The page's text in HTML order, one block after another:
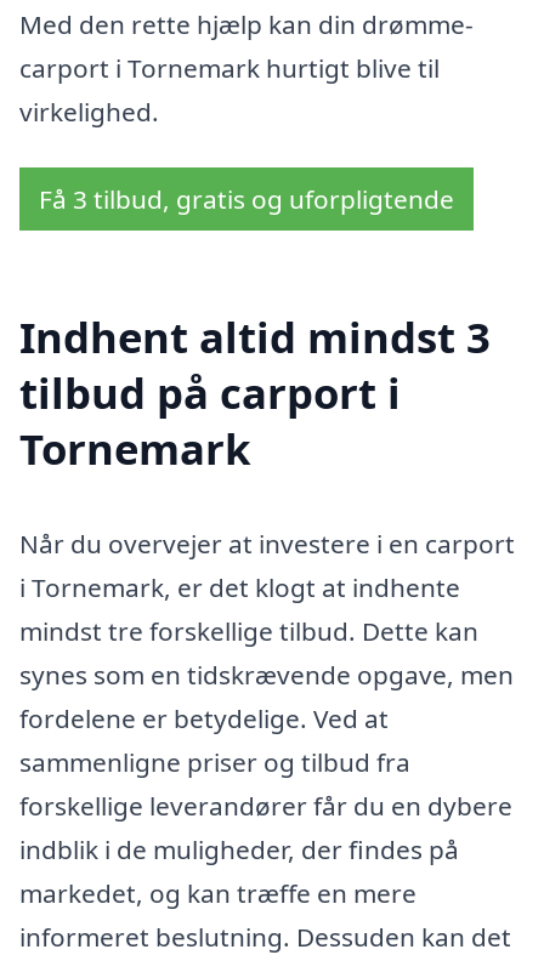
Med den rette hjælp kan din drømme-
carport i Tornemark hurtigt blive til
virkelighed.
Få 3 tilbud, gratis og uforpligtende
Indhent altid mindst 3
tilbud på carport i
Tornemark
Når du overvejer at investere i en carport
i Tornemark, er det klogt at indhente
mindst tre forskellige tilbud. Dette kan
synes som en tidskrævende opgave, men
fordelene er betydelige. Ved at
sammenligne priser og tilbud fra
forskellige leverandører får du en dybere
indblik i de muligheder, der findes på
markedet, og kan træffe en mere
informeret beslutning. Dessuden kan det